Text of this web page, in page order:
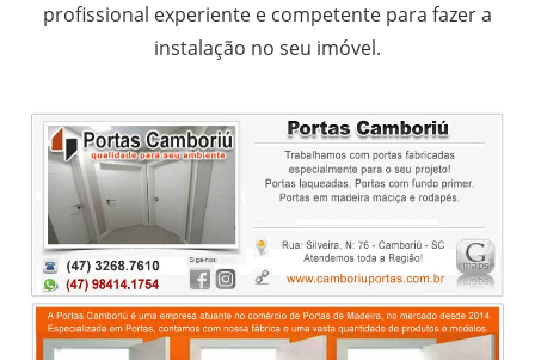
profissional experiente e competente para fazer a
instalação no seu imóvel.